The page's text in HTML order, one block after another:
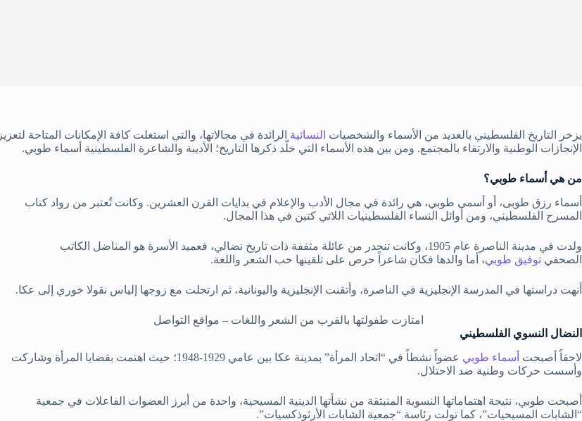
يزخر التاريخ الفلسطيني بالعديد من الأسماء والشخصيات النسائية الرائدة في مجالاتها، والتي استغلت كافة الإمكانات المتاحة لتعزيز
الإنجازات الوطنية والارتقاء بالمجتمع. ومن بين هذه الأسماء التي خلّد ذكرها التاريخ؛ الأديبة والشاعرة الفلسطينية أسماء طوبي.
من هي أسماء طوبي؟
أسماء رزق طوبى، أو أسمى طوبي، هي رائدة في مجال الأدب والإعلام في بدايات القرن العشرين. وكانت تُعتبر من رواد كتاب
المسرح الفلسطيني، ومن أوائل النساء الفلسطينيات اللاتي كتبن في هذا المجال.
ولدت في مدينة الناصرة عام 1905، وكانت تنحدر من عائلة مثقفة ذات تاريخ نضالي، فعميد الأسرة هو المناضل الكاتب
الصحفي توفيق طوبي، أما والدها فكان شاعراً حرص على تلقينها حب الشعر واللغة.
أنهت دراستها في المدرسة الإنجليزية في الناصرة، وأتقنت الإنجليزية واليونانية، ثم ارتحلت مع زوجها إلياس نقولا خوري إلى عكا.
امتازت طفولتها بالقرب من الشعر واللغات – مواقع التواصل
النضال النسوي الفلسطيني
لاحقاً أصبحت أسماء طوبي
عضواً نشطاً في “اتحاد المرأة” بمدينة عكا بين عامي 1929-1948؛ حيث اهتمت بقضايا المرأة وشاركت
وأسست حركات وطنية ضد الاحتلال.
أصبحت طوبي، نتيجة اهتماماتها النسوية المنبثقة من نشأتها الدينية المسيحية، واحدة من أبرز العضوات الفاعلات في جمعية
“الشابات المسيحيات”، كما تولت رئاسة “جمعية الشابات الأرثوذكسيات”.